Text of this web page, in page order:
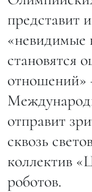
представит
становятся
отношений»
отправит
сквозь
коллектив
роботов.